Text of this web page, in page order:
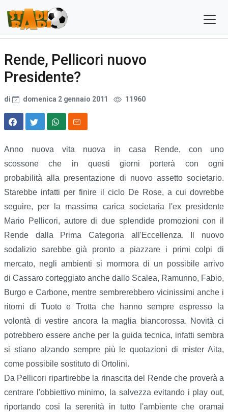
Rende, Pellicori nuovo
Presidente?
di domenica 2 gennaio 2011 11960
Anno nuova vita nuova in casa Rende, con uno
scossone che in questi giorni porterà con ogni
probabilità alla presentazione di nuovo assetto societario.
Starebbe infatti per finire il ciclo De Rose, a cui dovrebbe
seguire, per la massima carica societaria l'ex presidente
Mario Pellicori, autore di due splendide promozioni con il
Rende dalla Prima Categoria all'Eccellenza. Il nuovo
sodalizio sarebbe già pronto a piazzare i primi colpi di
mercato, negli ambienti si mormora di un possibile arrivo
di Cassaro corteggiato anche dallo Scalea, Ramunno, Fabio,
Burgo e Carbone, mentre sembrerebbero vicinissimi anche i
ritorni di Tuoto e Trotta che hanno sempre espresso la
volontà di vestire ancora la maglia biancorossa. Novità ci
potrebbero essere anche per la guida tecnica, infatti sembra
si stiano alzando sempre più le quotazioni di mister Aita,
come possibile sostituto di Ortolini.
Da Pellicori ripartirebbe la rinascita del Rende che proverà a
centrare l'obbiettivo minimo, la salvezza evitando i play out,
riportando cosi la serenità in tutto l'ambiente che oramai